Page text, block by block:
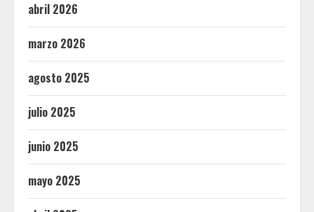
abril 2026
marzo 2026
agosto 2025
julio 2025
junio 2025
mayo 2025